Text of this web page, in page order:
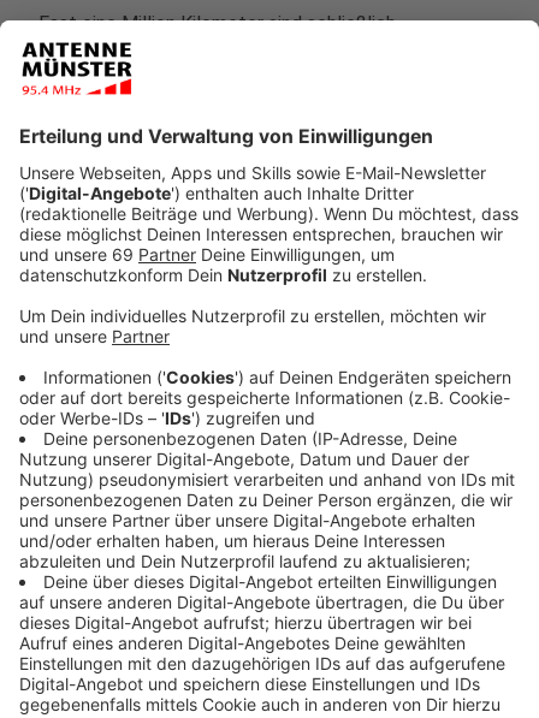
Fast eine Million Kilometer sind schließlich
zusammengekommen. „Eine tolle Leistung, die
deutlich macht, dass Klimaschutz eine
leisten können“, freut sich Oberbürgermeister Markus
Lewe. Auch Stadtbaurat Robin Denstorff zeigt sich
beeindruckt und ergänzt: „Das Fahrrad spielt eine
zentrale Rolle für eine nachhaltige urbane Mobilität.
Schön zu sehen, dass sich so viele Bürgerinnen und
Bürger mit Engagement an der Aktion beteiligt haben.“
Für die Stadtradeln-Stars Dr. Simone Schehka
Saljé war der Wettbewerbszeitraum mit einer
besonderen Herausforderung verknüpft. Sie durften
21 Tage lang kein Auto von innen sehen. Besonders für
Simone Schehka keine leichte Aufgabe, fand doch am
letzten Stadtradeln-Wochenende ihr privater Umzug
statt. Welche „autofreien“ Erfahrungen die beiden
gesammelt haben, könnt ihr in ihren Blogeinträgen
nachlesen unter:www.stadtradeln.de/blog.
Anzeige